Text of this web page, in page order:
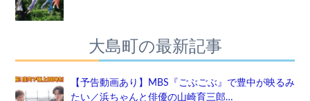
大島町の最新記事
【予告動画あり】MBS『ごぶごぶ』で豊中が映るみ
たい／浜ちゃんと俳優の山崎育三郎…